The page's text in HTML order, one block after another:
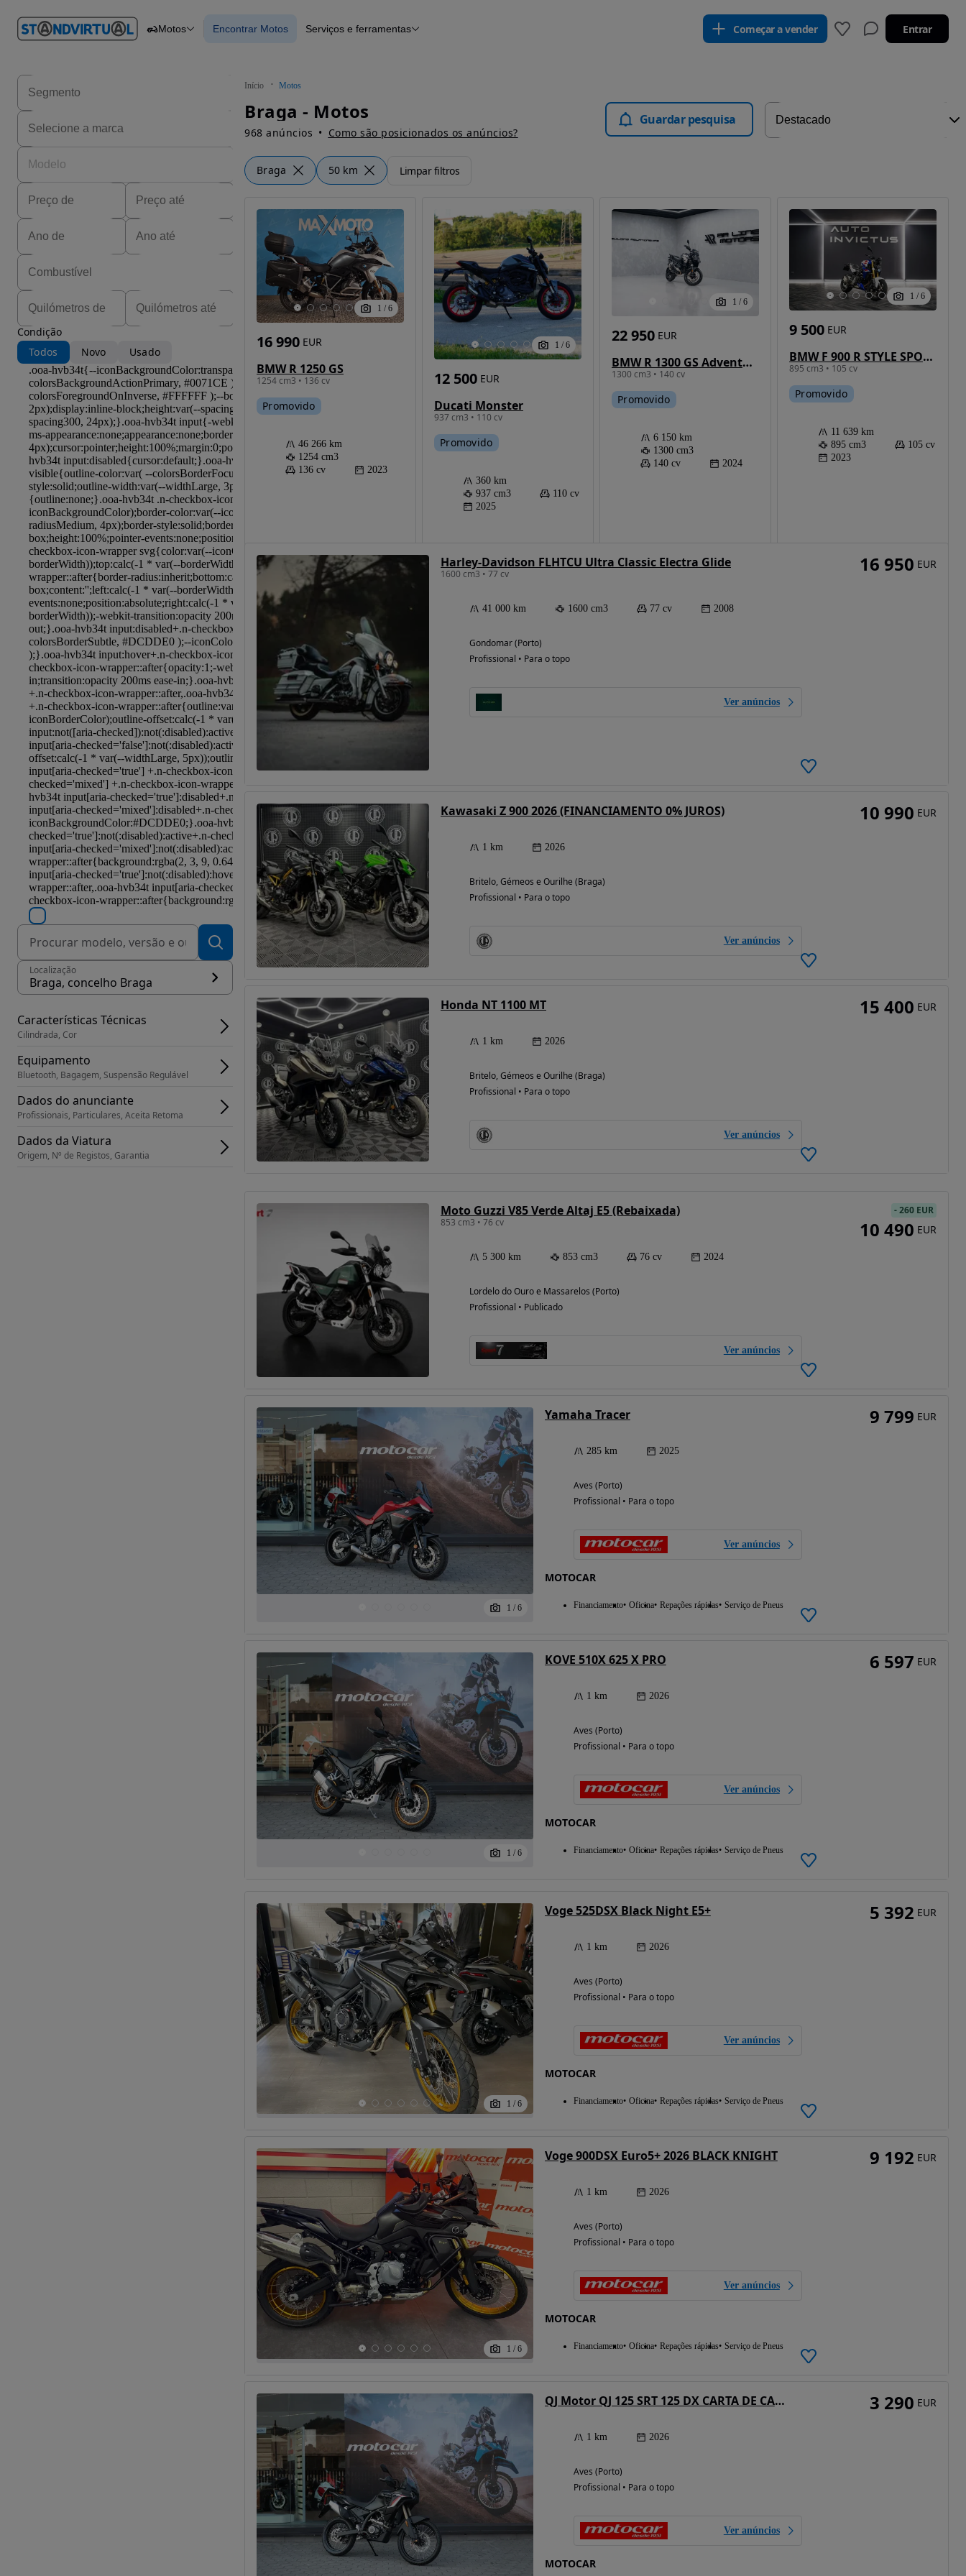
em
Carros Carros
Motos Encontrar Motos Serviços e ferramentas Começar a vender Entrar
Início Motos
Braga - Motos
968 anúncios Como são posicionados os anúncios?
Guardar pesquisa
Braga 50 km Limpar filtros
Condição
Todos
Novo Usado
Possibilidade de
Localização
Braga, concelho Braga
Características Técnicas
Cilindrada, Cor
Equipamento
Bluetooth, Bagagem, Suspensão Regulável
Dados do anunciante
Profissionais, Particulares, Aceita Retoma
Dados da Viatura
Origem, Nº de Registos, Garantia
1 / 6
BMW R 1250 GS
1254 cm3 • 136 cv
16 990 EUR
Promovido
46 266 km
1254 cm3
136 cv
2023
1 / 6
Ducati Monster
937 cm3 • 110 cv
12 500 EUR
Promovido
360 km
937 cm3
110 cv
2025
1 / 6
BMW R 1300 GS Adventure
1300 cm3 • 140 cv
22 950 EUR
Promovido
6 150 km
1300 cm3
140 cv
2024
1 / 6
BMW F 900 R STYLE SPORT
895 cm3 • 105 cv
9 500 EUR
Promovido
11 639 km
895 cm3
105 cv
2023
Harley-Davidson FLHTCU Ultra Classic Electra Glide
1600 cm3 • 77 cv
41 000 km 1600 cm3 77 cv 2008
Gondomar (Porto)
Profissional • Para o topo
Ver anúncios
16 950 EUR
Kawasaki Z 900 2026 (FINANCIAMENTO 0% JUROS)
1 km 2026
Britelo, Gémeos e Ourilhe (Braga)
Profissional • Para o topo
Ver anúncios
10 990 EUR
Honda NT 1100 MT
1 km 2026
Britelo, Gémeos e Ourilhe (Braga)
Profissional • Para o topo
Ver anúncios
15 400 EUR
Moto Guzzi V85 Verde Altaj E5 (Rebaixada)
853 cm3 • 76 cv
5 300 km 853 cm3 76 cv 2024
Lordelo do Ouro e Massarelos (Porto)
Profissional • Publicado
Ver anúncios
-260 EUR
10 490 EUR
1 / 6
Yamaha Tracer
285 km 2025
Aves (Porto)
Profissional • Para o topo
Ver anúncios
MOTOCAR
Financiamento Oficina Repações rápidas Serviço de Pneus
9 799 EUR
1 / 6
KOVE 510X 625 X PRO
1 km 2026
Aves (Porto)
Profissional • Para o topo
Ver anúncios
MOTOCAR
Financiamento Oficina Repações rápidas Serviço de Pneus
6 597 EUR
1 / 6
Voge 525DSX Black Night E5+
1 km 2026
Aves (Porto)
Profissional • Para o topo
Ver anúncios
MOTOCAR
Financiamento Oficina Repações rápidas Serviço de Pneus
5 392 EUR
1 / 6
Voge 900DSX Euro5+ 2026 BLACK KNIGHT
1 km 2026
Aves (Porto)
Profissional • Para o topo
Ver anúncios
MOTOCAR
Financiamento Oficina Repações rápidas Serviço de Pneus
9 192 EUR
QJ Motor QJ 125 SRT 125 DX CARTA DE CARRO
1 km 2026
Aves (Porto)
Profissional • Para o topo
Ver anúncios
MOTOCAR
3 290 EUR